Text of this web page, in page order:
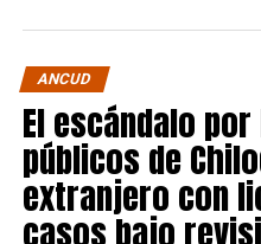
ANCUD
El escándalo
públicos de
extranjero con
casos bajo